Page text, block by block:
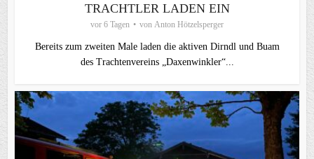
TRACHTLER LADEN EIN
vor 6 Tagen von Anton Hötzelsperger
Bereits zum zweiten Male laden die aktiven Dirndl und Buam
des Trachtenvereins „Daxenwinkler“...